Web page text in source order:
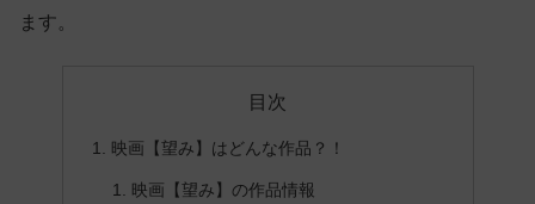
ます。
目次
映画【望み】はどんな作品？！
映画【望み】の作品情報